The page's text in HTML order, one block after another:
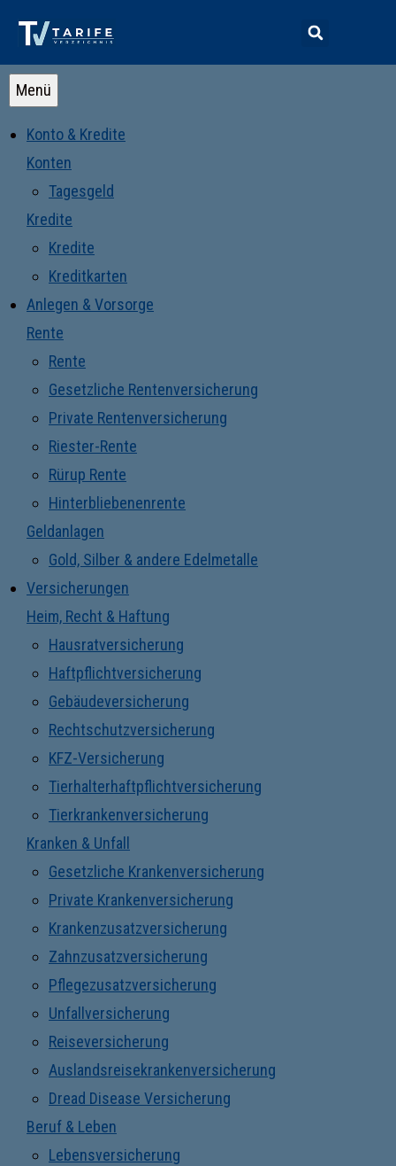
Menü
Konto & Kredite
Konten
Tagesgeld
Kredite
Kredite
Kreditkarten
Anlegen & Vorsorge
Rente
Rente
Gesetzliche Rentenversicherung
Private Rentenversicherung
Riester-Rente
Rürup Rente
Hinterbliebenenrente
Geldanlagen
Gold, Silber & andere Edelmetalle
Versicherungen
Heim, Recht & Haftung
Hausratversicherung
Haftpflichtversicherung
Gebäudeversicherung
Rechtschutzversicherung
KFZ-Versicherung
Tierhalterhaftpflichtversicherung
Tierkrankenversicherung
Kranken & Unfall
Gesetzliche Krankenversicherung
Private Krankenversicherung
Krankenzusatzversicherung
Zahnzusatzversicherung
Pflegezusatzversicherung
Unfallversicherung
Reiseversicherung
Auslandsreisekrankenversicherung
Dread Disease Versicherung
Beruf & Leben
Lebensversicherung